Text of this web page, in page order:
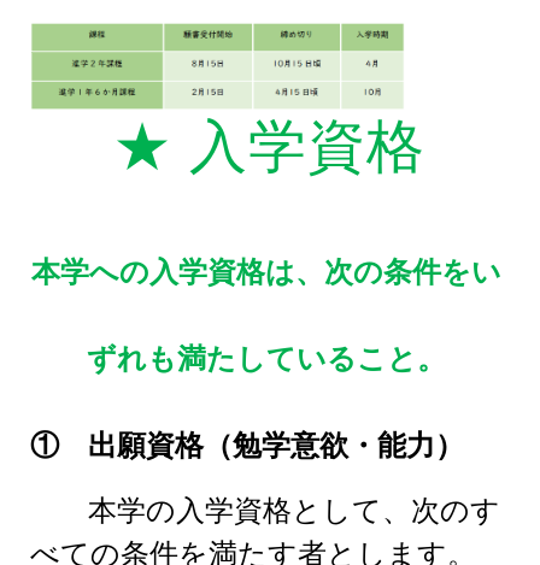
★ 入学資格
本学への入学資格は、次の条件をい
ずれも満たしていること。
① 出願資格（勉学意欲・能力）
本学の入学資格として、次のす
べての条件を満たす者とします。